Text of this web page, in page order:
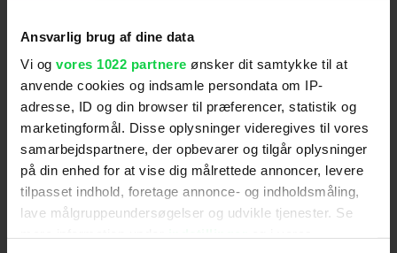
Ansvarlig brug af dine data
Vi og vores 1022 partnere ønsker dit samtykke til at
anvende cookies og indsamle persondata om IP-
adresse, ID og din browser til præferencer, statistik og
marketingformål. Disse oplysninger videregives til vores
samarbejdspartnere, der opbevarer og tilgår oplysninger
på din enhed for at vise dig målrettede annoncer, levere
tilpasset indhold, foretage annonce- og indholdsmåling,
lave målgruppeundersøgelser og udvikle tjenester. Se
Følg os for de seneste nyheder, konkurrencer
samt film- og serietips:
Mest læste nyheder